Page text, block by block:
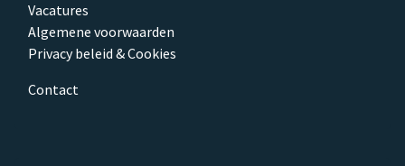
Vacatures
Algemene voorwaarden
Privacy beleid & Cookies
Contact